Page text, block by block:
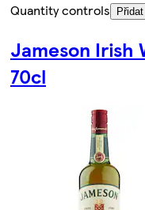
Quantity controls Přidat
Jameson Irish
70cl